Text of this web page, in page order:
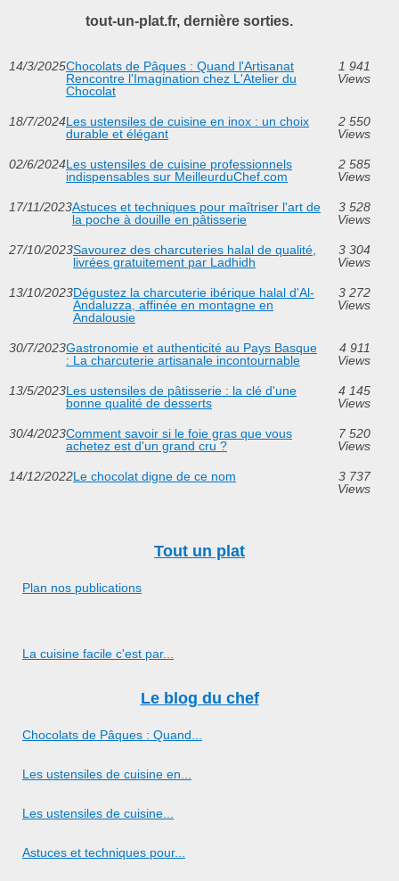
tout-un-plat.fr, dernière sorties.
14/3/2025Chocolats de Pâques : Quand l'Artisanat
Rencontre l'Imagination chez L'Atelier du
Chocolat
1 941
Views
18/7/2024Les ustensiles de cuisine en inox : un choix
durable et élégant
2 550
Views
02/6/2024Les ustensiles de cuisine professionnels
indispensables sur MeilleurduChef.com
2 585
Views
17/11/2023Astuces et techniques pour maîtriser l'art de
la poche à douille en pâtisserie
3 528
Views
27/10/2023Savourez des charcuteries halal de qualité,
livrées gratuitement par Ladhidh
3 304
Views
13/10/2023Dégustez la charcuterie ibérique halal d'Al-
Andaluzza, affinée en montagne en
Andalousie
3 272
Views
30/7/2023Gastronomie et authenticité au Pays Basque
: La charcuterie artisanale incontournable
4 911
Views
13/5/2023Les ustensiles de pâtisserie : la clé d'une
bonne qualité de desserts
4 145
Views
30/4/2023Comment savoir si le foie gras que vous
achetez est d'un grand cru ?
7 520
Views
14/12/2022Le chocolat digne de ce nom
3 737
Views
Tout un plat
Plan nos publications
La cuisine facile c'est par...
Le blog du chef
Chocolats de Pâques : Quand...
Les ustensiles de cuisine en...
Les ustensiles de cuisine...
Astuces et techniques pour...